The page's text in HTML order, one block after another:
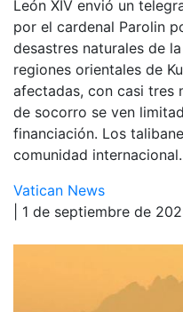
León XIV envió un
por el cardenal Parolin
desastres naturales de
regiones orientales de
afectadas, con casi tres
de socorro se ven
financiación. Los
comunidad internacional.
Vatican News
| 1 de septiembre de